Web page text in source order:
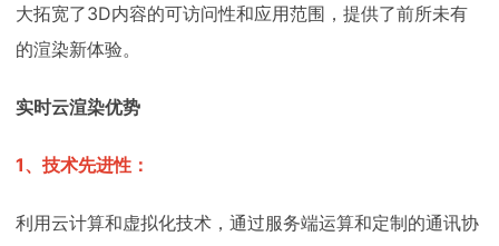
大拓宽了3D内容的可访问性和应用范围，提供了前所未有
的渲染新体验。
实时云渲染优势
1、技术先进性：
利用云计算和虚拟化技术，通过服务端运算和定制的通讯协